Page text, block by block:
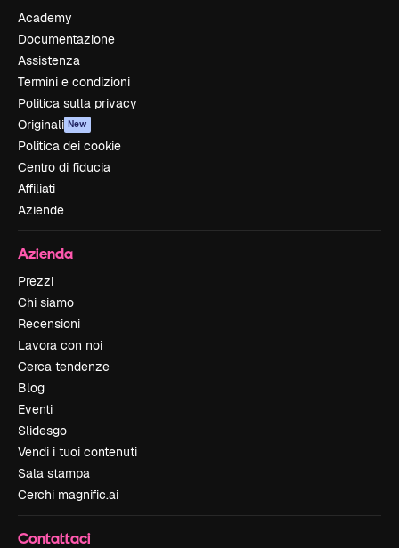
Academy
Documentazione
Assistenza
Termini e condizioni
Politica sulla privacy
Originali New
Politica dei cookie
Centro di fiducia
Affiliati
Aziende
Azienda
Prezzi
Chi siamo
Recensioni
Lavora con noi
Cerca tendenze
Blog
Eventi
Slidesgo
Vendi i tuoi contenuti
Sala stampa
Cerchi magnific.ai
Contattaci